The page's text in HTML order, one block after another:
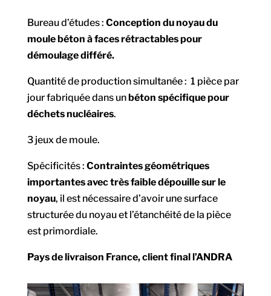
Bureau d’études : Conception du noyau du
moule béton à faces rétractables pour
démoulage différé.
Quantité de production simultanée : 1 pièce par
jour fabriquée dans unbéton spécifique pour
déchets nucléaires.
3 jeux de moule.
Spécificités : Contraintes géométriques
importantes avec très faible dépouille sur le
noyau, il est nécessaire d’avoir une surface
structurée du noyau et l’étanchéité de la pièce
est primordiale.
Pays de livraison France, client final l’ANDRA